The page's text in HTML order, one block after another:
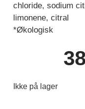
chloride, sodium
limonene, citral
*Økologisk
Ikke på lager